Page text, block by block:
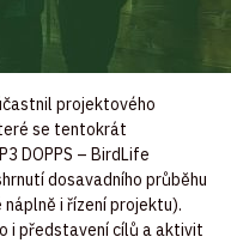
projektového
se tentokrát
DOPPS – BirdLife
dosavadního průběhu
i řízení projektu).
i představení cílů a aktivit